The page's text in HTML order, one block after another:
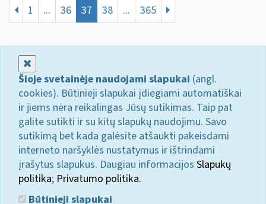
1 ... 36 37 38 ... 365
Šioje svetainėje naudojami slapukai (angl.
cookies). Būtinieji slapukai įdiegiami automatiškai
ir jiems nėra reikalingas Jūsų sutikimas. Taip pat
galite sutikti ir su kitų slapukų naudojimu. Savo
sutikimą bet kada galėsite atšaukti pakeisdami
interneto naršyklės nustatymus ir ištrindami
įrašytus slapukus. Daugiau informacijos Slapukų
politika; Privatumo politika.
Būtinieji slapukai